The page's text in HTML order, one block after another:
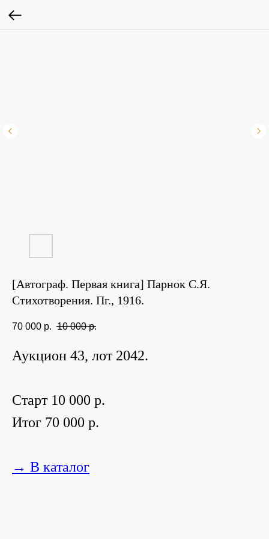
[Автограф. Первая книга] Парнок С.Я.
Стихотворения. Пг., 1916.
70 000 р. 10 000 р.
Аукцион 43, лот 2042.
Старт 10 000 р.
Итог 70 000 р.
→ В каталог